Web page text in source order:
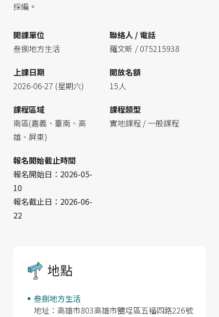
採編。
開課單位
叁捌地方生活
聯絡人 / 電話
羅文昕 / 075215938
上課日期
2026-06-27 (星期六)
開放名額
15人
課程區域
南區(嘉義、臺南、高
雄、屏東)
課程類型
實地課程 / 一般課程
報名開始截止時間
報名開始日： 2026-05-
10
報名截止日： 2026-06-
22
地點
叁捌地方生活
地址：高雄市803高雄市鹽埕區五福四路226號